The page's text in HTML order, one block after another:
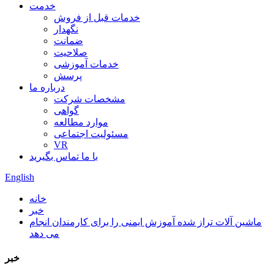
خدمت
خدمات قبل از فروش
نگهدار
ضمانت
صلاحیت
خدمات آموزشی
پرسش
درباره ما
مشخصات شرکت
گواهی
موارد مطالعه
مسئولیت اجتماعی
VR
با ما تماس بگیرید
English
خانه
خبر
ماشین آلات تراز شده آموزش ایمنی را برای کارمندان انجام
می دهد
خبر